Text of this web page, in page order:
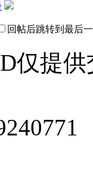
回帖后跳转到最后
仅提